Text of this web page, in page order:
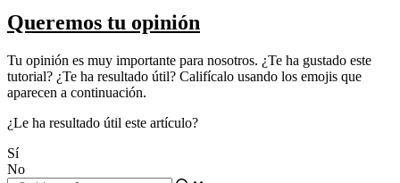
Queremos tu opinión
Tu opinión es muy importante para nosotros. ¿Te ha gustado este
tutorial? ¿Te ha resultado útil? Califícalo usando los emojis que
aparecen a continuación.
¿Le ha resultado útil este artículo?
Sí
No